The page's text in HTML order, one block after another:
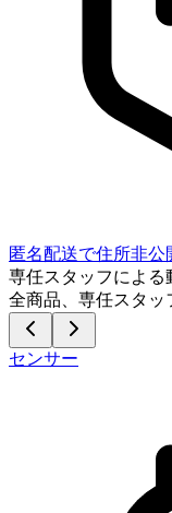
匿名配送で住所非公
専任スタッフによる
全商品、専任スタッ
センサー